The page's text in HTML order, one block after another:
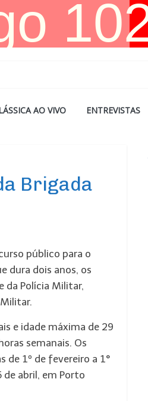
AO VIVO ENTREVISTAS
Brigada
público para o
dura dois anos, os
da Polícia Militar,
e idade máxima de 29
semanais. Os
de 1º de fevereiro a 1°
de abril, em Porto